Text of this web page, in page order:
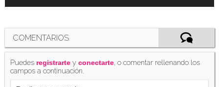
COMENTARIOS
Puedes registrarte yconectarte, o comentar rellenando los
campos a continuación.